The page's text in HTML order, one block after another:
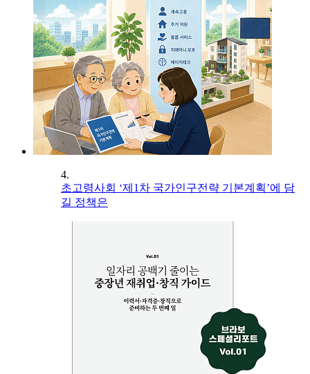
4.
초고령사회 ‘제1차 국가인구전략 기본계획’에 담
길 정책은